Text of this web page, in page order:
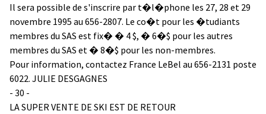
Il sera possible de s'inscrire par t�l�phone les 27, 28 et 29
novembre 1995 au 656-2807. Le co�t pour les �tudiants
membres du SAS est fix� � 4 $, � 6�$ pour les autres
membres du SAS et � 8�$ pour les non-membres.
Pour information, contactez France LeBel au 656-2131 poste
6022. JULIE DESGAGNES
- 30 -
LA SUPER VENTE DE SKI EST DE RETOUR